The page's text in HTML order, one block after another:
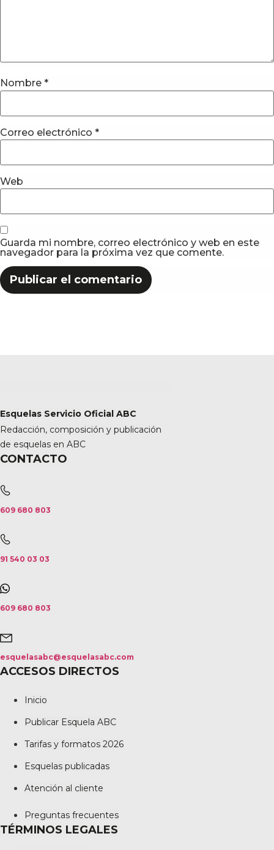
Nombre *
Correo electrónico *
Web
Guarda mi nombre, correo electrónico y web en este
navegador para la próxima vez que comente.
Esquelas Servicio Oficial ABC
Redacción, composición y publicación
de esquelas en ABC
CONTACTO
609 680 803
91 540 03 03
609 680 803
esquelasabc@esquelasabc.com
ACCESOS DIRECTOS
Inicio
Publicar Esquela ABC
Tarifas y formatos 2026
Esquelas publicadas
Atención al cliente
Preguntas frecuentes
TÉRMINOS LEGALES